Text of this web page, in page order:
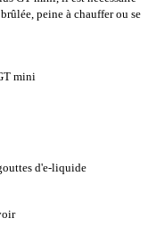
peine à chauffer ou se
mini
d'e-liquide